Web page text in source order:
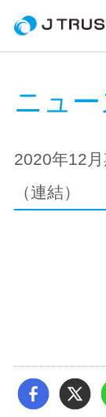
ニュ
2020年12月
（連結）